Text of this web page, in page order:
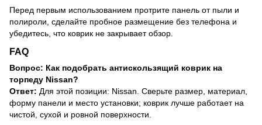
Перед первым использованием протрите панель от пыли и
полироли, сделайте пробное размещение без телефона и
убедитесь, что коврик не закрывает обзор.
FAQ
Вопрос: Как подобрать антискользящий коврик на
торпеду Nissan?
Ответ: Для этой позиции: Nissan. Сверьте размер, материал,
форму панели и место установки; коврик лучше работает на
чистой, сухой и ровной поверхности.